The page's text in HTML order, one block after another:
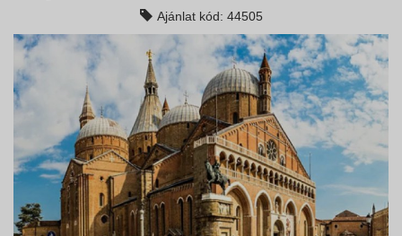
Ajánlat kód: 44505